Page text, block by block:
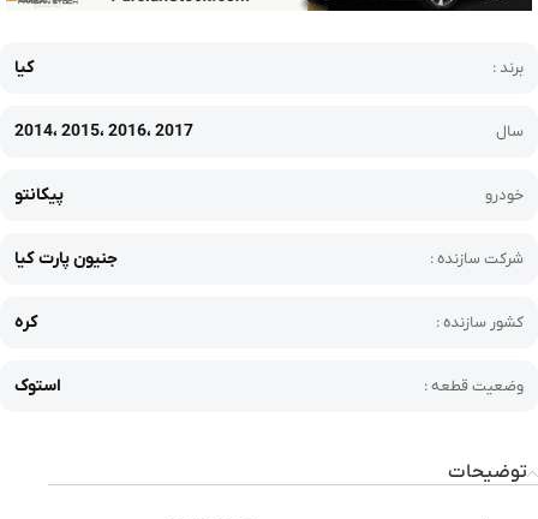
برند : کیا
سال 2014، 2015، 2016، 2017
خودرو پیکانتو
شرکت سازنده : جنیون پارت کیا
کشور سازنده : کره
وضعیت قطعه : استوک
توضیحات